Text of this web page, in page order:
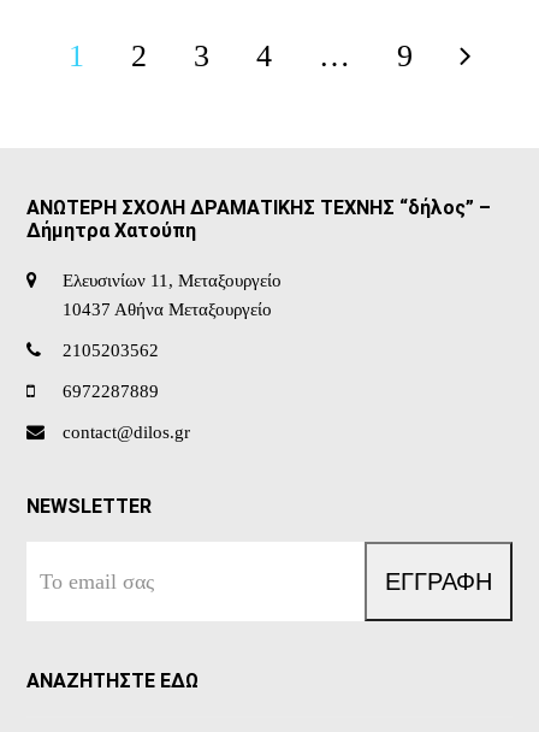
Page
1 Page
2 Page
3 Page
4 … Page
9 Next
ΑΝΩΤΕΡΗ ΣΧΟΛΗ ΔΡΑΜΑΤΙΚΗΣ ΤΕΧΝΗΣ “δήλος” –
Δήμητρα Χατούπη
Ελευσινίων 11, Μεταξουργείο
10437 Αθήνα Μεταξουργείο
2105203562
6972287889
contact@dilos.gr
NEWSLETTER
email
ΕΓΓΡΑΦΗ
ΑΝΑΖΗΤΗΣΤΕ ΕΔΩ